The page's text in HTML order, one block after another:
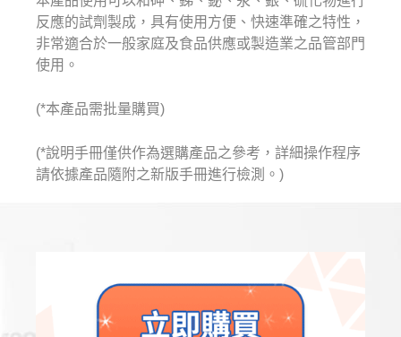
反應的試劑製成，具有使用方便、快速準確之特性，
非常適合於一般家庭及食品供應或製造業之品管部門
使用。
(*本產品需批量購買)
(*說明手冊僅供作為選購產品之參考，詳細操作程序
請依據產品隨附之新版手冊進行檢測。)